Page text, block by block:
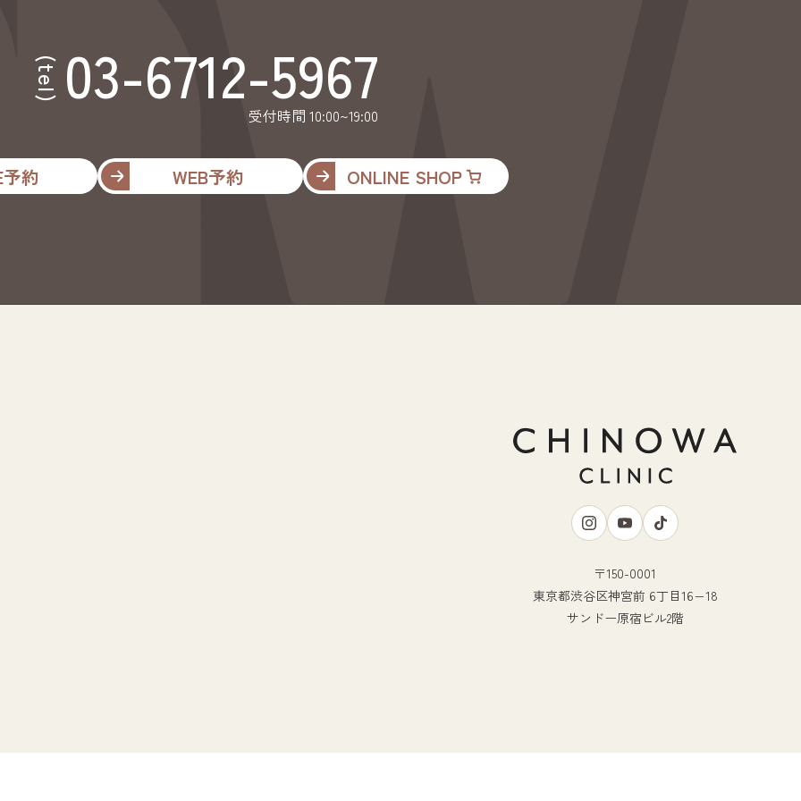
(tel) 03-6712-5967
受付時間 10:00~19:00
約 WEB予約 ONLINE SHOP
〒150-0001
東京都渋谷区神宮前 6丁目16−18
サンドー原宿ビル2階